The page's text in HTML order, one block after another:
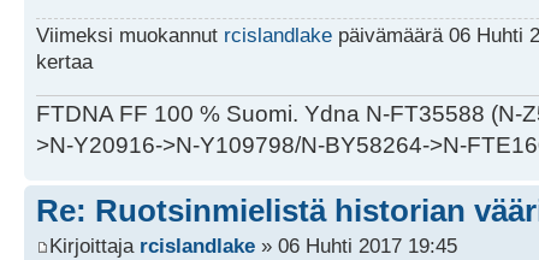
Viimeksi muokannut rcislandlake päivämäärä 06 Huhti
kertaa
FTDNA FF 100 % Suomi. Ydna N-FT35588 (N-
>N-Y20916->N-Y109798/N-BY58264->N-
Re: Ruotsinmielistä historian
Kirjoittaja rcislandlake » 06 Huhti 2017 19:45